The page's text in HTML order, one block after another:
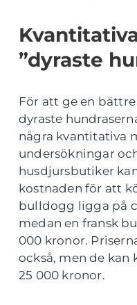
”dyraste
För att ge en
dyraste
några kvantitativa
undersökningar
husdjursbutiker
kostnaden för att
bulldogg ligga på
medan en fransk
000 kronor.
också, men de kan
25 000 kronor.